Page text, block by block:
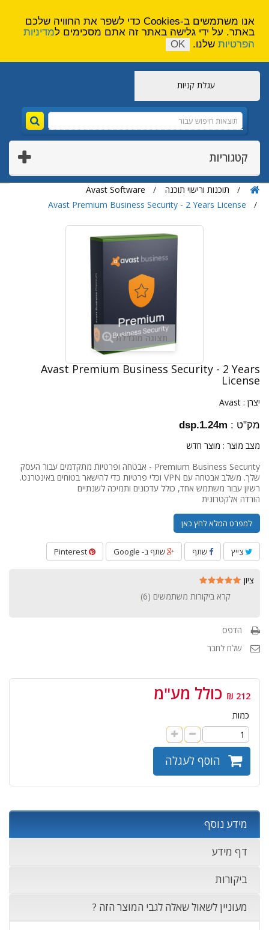
עגלת קניות
קטגוריות
תוכנות ורישוי תוכנה
Avast Software
Avast Premium Business Security - 2 Years License
תצוגה מוגדלת
Avast Premium Business Security - 2 Years
License
יצרן : Avast
מק"ט : dsp.1.24m
מצב מוצר : מוצר חדש
Premium Business Security - אבטחה ופרטיות מתקדמים עבור העסק
שלך. משלב אבטחה עם VPN וכלי פרטיות כדי להישאר בטוחים באינטרנט.
רשיון עבור משתמש אחד, כולל עדכונים ותמיכה לשנתיים
הורדה אלקטרונית
למפרט המלא לחץ כאן
צייץ שתף שתף ב- Google
ציון
קרא ביקורות משתמשים (6
)
הדפס
שלח לחבר
212 ₪ כולל מע"מ
כמות
הוסף לעגלה
מידע נוסף
דף מידע
ביקורות
מעוניין לשאול שאלה לגבי המוצר הזה ?
אנו משתמשים ב-Cookies כדי לשפר את החוויה שלכם
באתר. על ידי גלישה באתר זה אתם מסכימים למדיניות
הפרטיות שלנו. OK